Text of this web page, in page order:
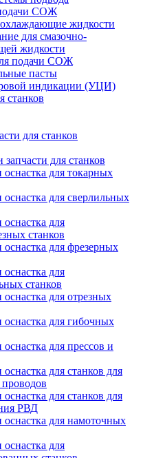
СОЖ
жидкости
для смазочно-
жидкости
подачи СОЖ
пасты
индикации (УЦИ)
станков
для станков
запчасти для станков
оснастка для токарных
оснастка для сверлильных
оснастка для
станков
оснастка для фрезерных
оснастка для
станков
оснастка для отрезных
оснастка для гибочных
оснастка для прессов и
оснастка для станков для
оснастка для станков для
РВД
оснастка для намоточных
оснастка для